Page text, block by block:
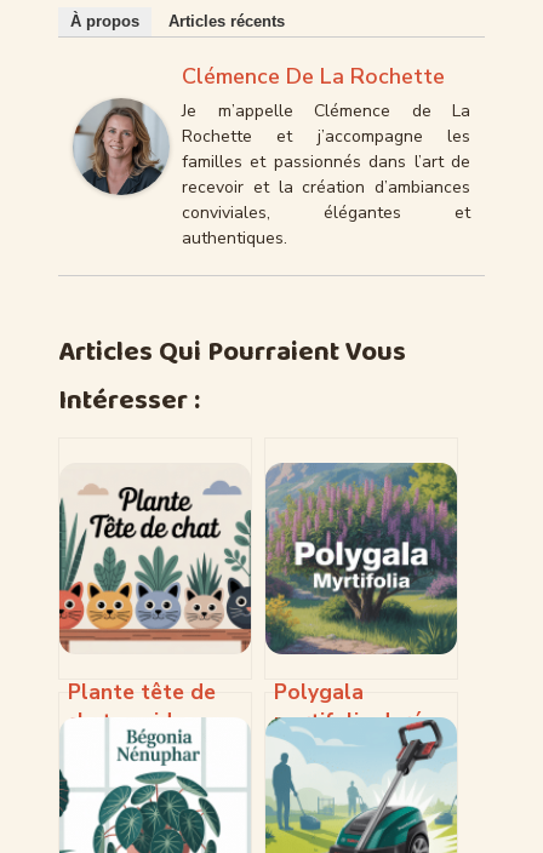
À propos Articles récents
Clémence De La Rochette
Je m’appelle Clémence de La
Rochette et j’accompagne les
familles et passionnés dans l’art de
recevoir et la création d’ambiances
conviviales, élégantes et
authentiques.
Articles Qui Pourraient Vous
Intéresser :
Plante tête de
chat : guide
complet pour
choisir et
entretenir ces
plantes déco
Polygala
myrtifolia durée
de vie : ce qu’il
faut vraiment
savoir